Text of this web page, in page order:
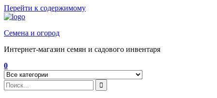
Перейти к содержимому
Семена и огород
Интернет-магазин семян и садового инвентаря
0